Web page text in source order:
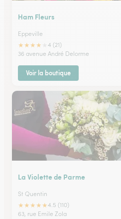
Ham Fleurs
Eppeville
★★★★
4 (21)
36 avenue André Delorme
Voir la boutique
La Violette de Parme
St Quentin
★★★★★4.5 (110)
63, rue Emile Zola